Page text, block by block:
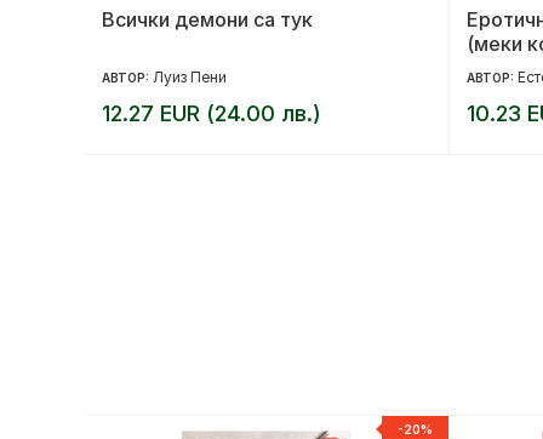
Всички демони са тук
АВТОР: Луиз Пени
12.27 EUR (24.00 лв.)
(меки
АВТОР:
10.23
-20%